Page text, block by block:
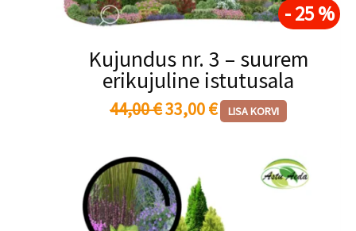
- 25 %
Kujundus nr. 3 – suurem
erikujuline istutusala
44,00€33,00€ LISA KORVI